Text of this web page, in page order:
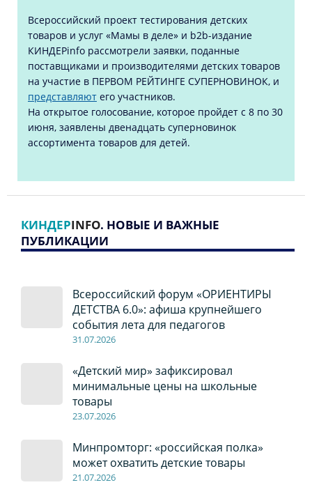
Всероссийский проект тестирования детских
товаров и услуг «Мамы в деле» и b2b-издание
КИНДЕРinfo рассмотрели заявки, поданные
поставщиками и производителями детских товаров
на участие в ПЕРВОМ РЕЙТИНГЕ СУПЕРНОВИНОК, и
представляют его участников.
На открытое голосование, которое пройдет с 8 по 30
июня, заявлены двенадцать суперновинок
ассортимента товаров для детей.
КИНДЕРINFO. НОВЫЕ И ВАЖНЫЕ
ПУБЛИКАЦИИ
Всероссийский форум «ОРИЕНТИРЫ
ДЕТСТВА 6.0»: афиша крупнейшего
события лета для педагогов
31.07.2026
«Детский мир» зафиксировал
минимальные цены на школьные
товары
23.07.2026
Минпромторг: «российская полка»
может охватить детские товары
21.07.2026